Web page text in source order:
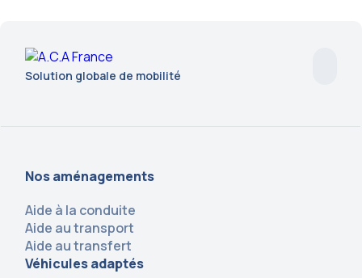
Solution globale de mobilité
Nos aménagements
Aide à la conduite
Aide au transport
Aide au transfert
Véhicules adaptés